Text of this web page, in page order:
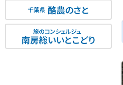
千葉県 酪農のさと
旅のコンシェルジュ
南房総いいとこどり